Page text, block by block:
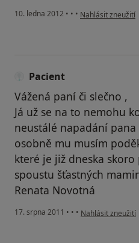
10. ledna 2012 • • • podle názoru
Nahlásit zneužití
Pacient
Vážená paní či slečno ,
Já už se na to nemohu
neustálé napadání
osobně mu musím
které je již dneska
spoustu šťastných
Renata Novotná
17. srpna 2011 • • • podle názoru
Nahlásit zneužití